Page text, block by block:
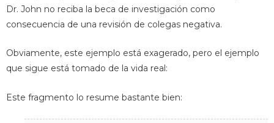
Dr. John no reciba la beca de investigación como
consecuencia de una revisión de colegas negativa.
Obviamente, este ejemplo está exagerado, pero el ejemplo
que sigue está tomado de la vida real:
Este fragmento lo resume bastante bien: